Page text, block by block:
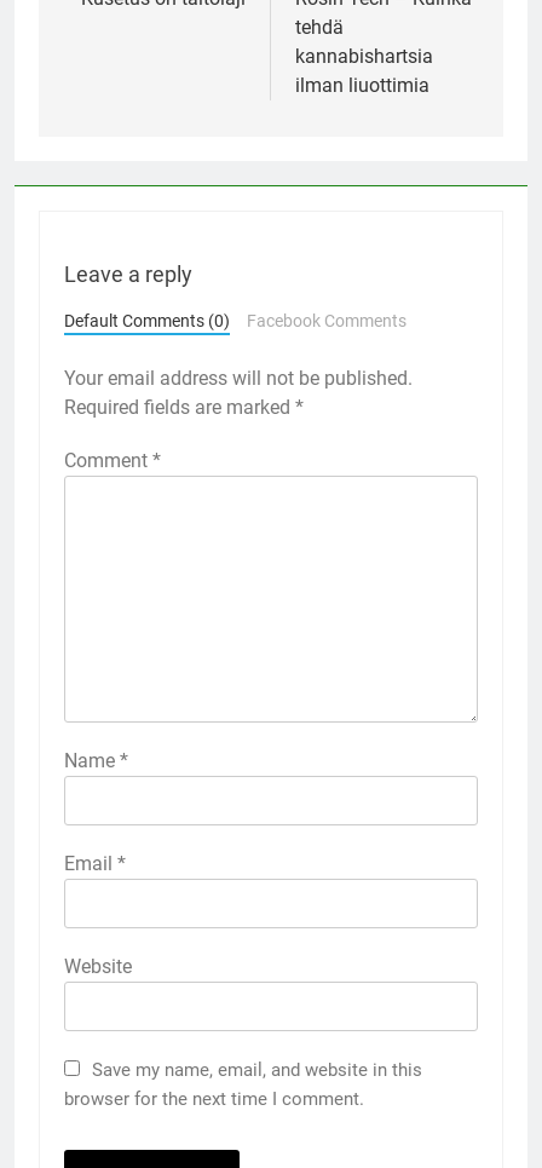
tehdä
kannabishartsia
ilman liuottimia
Leave a reply
Default Comments (0) Facebook Comments
Your email address will not be published.
Required fields are marked *
Comment *
Name *
Email *
Website
Save my name, email, and website in this
browser for the next time I comment.